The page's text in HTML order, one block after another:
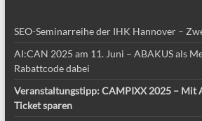
SEO-Seminarreihe der IHK Hannover –
AI:CAN 2025 am 11. Juni – ABAKUS als
Rabattcode dabei
Veranstaltungstipp: CAMPIXX 2025 – Mit
Ticket sparen